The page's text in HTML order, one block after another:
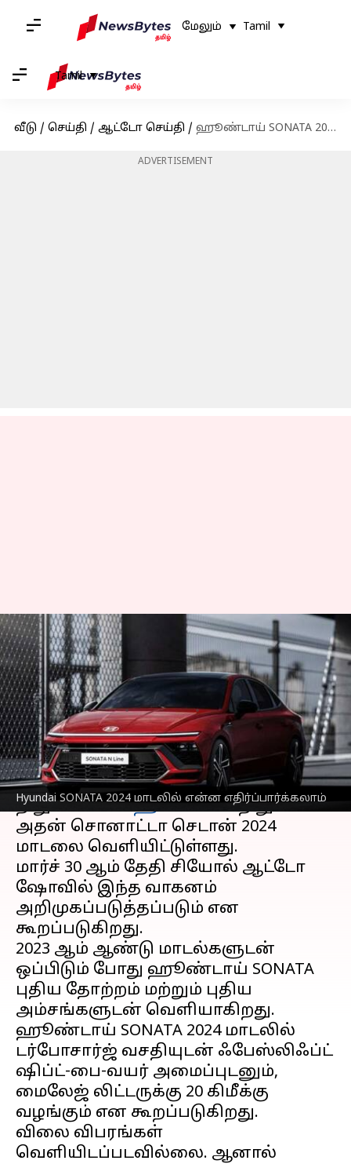
மேலும் Tamil
Tamil
வீடு / செய்தி / ஆட்டோ செய்தி / ஹூண்டாய் SONATA 2024 - புதுப்பிக்கப்பட்ட மாற்றங்கள் என்ன?
ADVERTISEMENT
Hyundai SONATA 2024 மாடலில் என்ன எதிர்ப்பார்க்கலாம்
ஹூண்டாய் SONATA 2024 -
புதுப்பிக்கப்பட்ட
மாற்றங்கள் என்ன?
எழுதியவர் Siranjeevi Mar 27, 2023 01:58 pm
செய்தி முன்னோட்டம்
தென் கொரிய பிரபல கார்
நிறுவனமானஹூண்டாய்நிறுவனம்
அதன் சொனாட்டா செடான் 2024
மாடலை வெளியிட்டுள்ளது.
மார்ச் 30 ஆம் தேதி சியோல் ஆட்டோ
ஷோவில் இந்த வாகனம்
அறிமுகப்படுத்தப்படும் என
கூறப்படுகிறது.
2023 ஆம் ஆண்டு மாடல்களுடன்
ஒப்பிடும் போது ஹூண்டாய் SONATA
புதிய தோற்றம் மற்றும் புதிய
அம்சங்களுடன் வெளியாகிறது.
ஹூண்டாய் SONATA 2024 மாடலில்
டர்போசார்ஜ் வசதியுடன் ஃபேஸ்லிஃப்ட்
ஷிப்ட்-பை-வயர் அமைப்புடனும்,
மைலேஜ் லிட்டருக்கு 20 கிமீக்கு
வழங்கும் என கூறப்படுகிறது.
விலை விபரங்கள்
வெளியிடப்படவில்லை. ஆனால்